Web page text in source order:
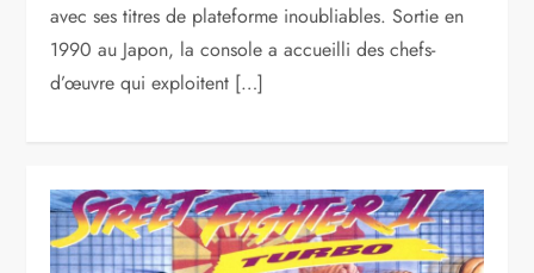
avec ses titres de plateforme inoubliables. Sortie en
1990 au Japon, la console a accueilli des chefs-
d’œuvre qui exploitent […]